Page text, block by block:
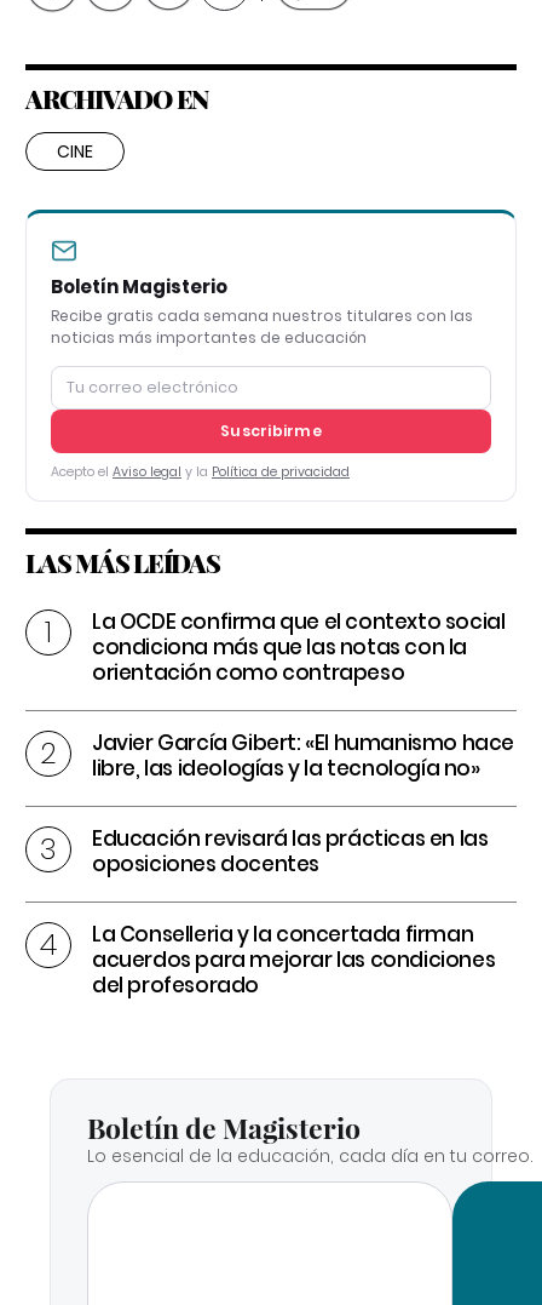
ARCHIVADO EN
CINE
Boletín Magisterio
Recibe gratis cada semana nuestros titulares con las
noticias más importantes de educación
Suscribirme
Acepto el Aviso legal y la Política de privacidad
LAS MÁS LEÍDAS
La OCDE confirma que el contexto social
condiciona más que las notas con la
orientación como contrapeso
Javier García Gibert: «El humanismo hace
libre, las ideologías y la tecnología no»
Educación revisará las prácticas en las
oposiciones docentes
La Conselleria y la concertada firman
acuerdos para mejorar las condiciones
del profesorado
Boletín de Magisterio
Lo esencial de la educación, cada día en tu correo.